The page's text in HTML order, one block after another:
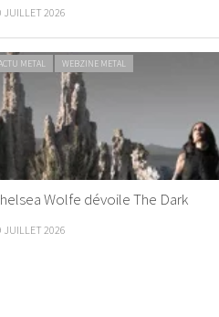
JUILLET 2026
METAL WEBZINE METAL
Wolfe dévoile The Dark
JUILLET 2026